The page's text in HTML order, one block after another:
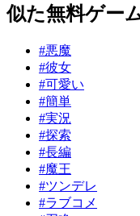
似た無料ゲー
#悪魔
#彼女
#可愛い
#簡単
#実況
#探索
#長編
#魔王
#ツンデレ
#ラブコメ